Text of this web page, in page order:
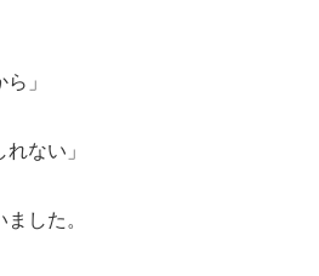
」
ない」
した。